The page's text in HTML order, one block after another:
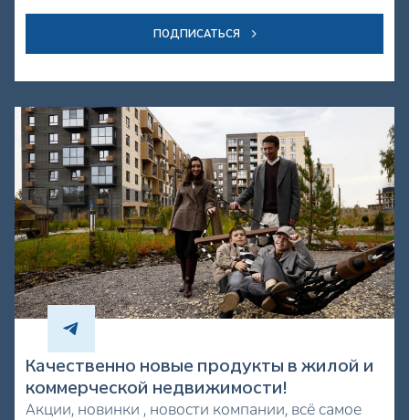
ПОДПИСАТЬСЯ
Качественно новые продукты в жилой и
коммерческой недвижимости!
Акции, новинки , новости компании, всё самое